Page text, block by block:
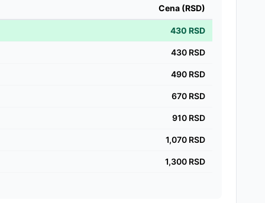
Cena (RSD)
430 RSD
430 RSD
490 RSD
670 RSD
910 RSD
1,070 RSD
1,300 RSD